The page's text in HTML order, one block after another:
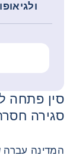
סין פתחה
סגירה
המדינה עברה